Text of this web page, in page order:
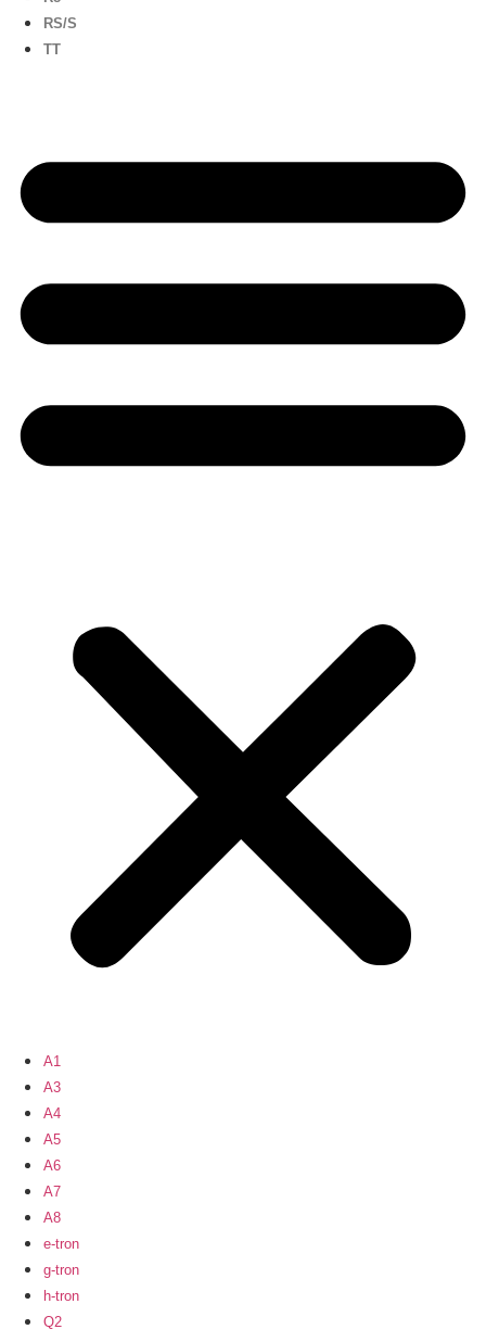
RS/S
TT
A1
A3
A4
A5
A6
A7
A8
e-tron
g-tron
h-tron
Q2